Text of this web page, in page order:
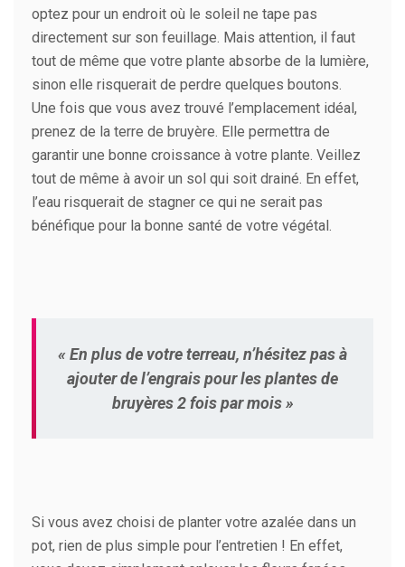
optez pour un endroit où le soleil ne tape pas
directement sur son feuillage. Mais attention, il faut
tout de même que votre plante absorbe de la lumière,
sinon elle risquerait de perdre quelques boutons.
Une fois que vous avez trouvé l’emplacement idéal,
prenez de la terre de bruyère. Elle permettra de
garantir une bonne croissance à votre plante. Veillez
tout de même à avoir un sol qui soit drainé. En effet,
l’eau risquerait de stagner ce qui ne serait pas
bénéfique pour la bonne santé de votre végétal.
« En plus de votre terreau, n’hésitez pas à
ajouter de l’engrais pour les plantes de
bruyères 2 fois par mois »
Si vous avez choisi de planter votre azalée dans un
pot, rien de plus simple pour l’entretien ! En effet,